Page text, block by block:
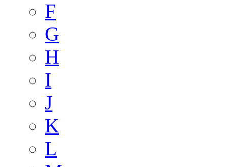
F
G
H
I
J
K
L